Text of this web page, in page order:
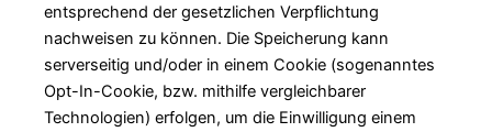
entsprechend der gesetzlichen Verpflichtung
nachweisen zu können. Die Speicherung kann
serverseitig und/oder in einem Cookie (sogenanntes
Opt-In-Cookie, bzw. mithilfe vergleichbarer
Technologien) erfolgen, um die Einwilligung einem